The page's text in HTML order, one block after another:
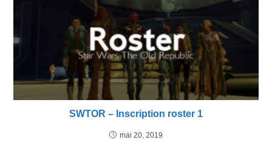
SWTOR – Inscription roster 1
mai 20, 2019